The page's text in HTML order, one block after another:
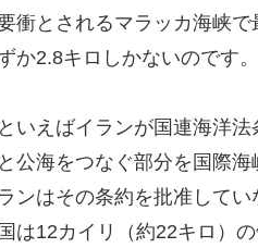
衝とされるマラッカ海峡
か2.8キロしかないのです。
いえばイランが国連海洋
公海をつなぐ部分を国際
ンはその条約を批准して
は12カイリ（約22キロ）